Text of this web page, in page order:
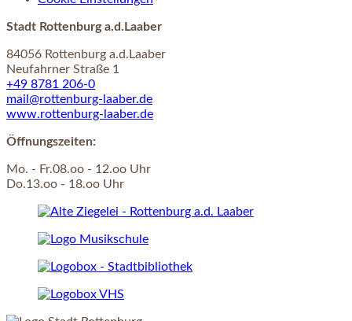
Stadt Rottenburg a.d.Laaber
84056 Rottenburg a.d.Laaber
Neufahrner Straße 1
+49 8781 206-0
mail@rottenburg-laaber.de
www.rottenburg-laaber.de
Öffnungszeiten:
Mo. - Fr.08.oo - 12.oo Uhr
Do.13.oo - 18.oo Uhr